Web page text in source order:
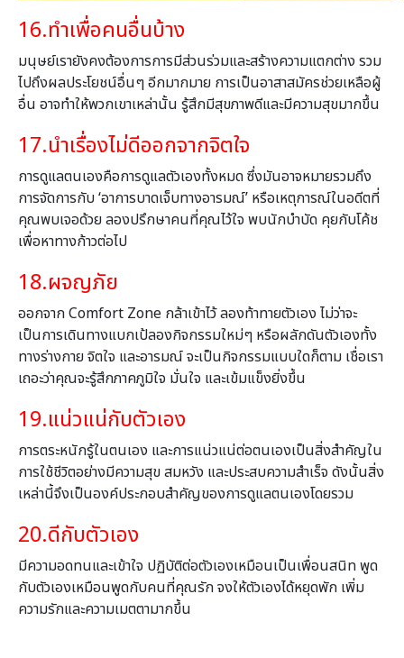
16.ทำเพื่อคนอื่นบ้าง
มนุษย์เรายังคงต้องการการมีส่วนร่วมและสร้างความแตกต่าง รวม
ไปถึงผลประโยชน์อื่นๆ อีกมากมาย การเป็นอาสาสมัครช่วยเหลือผู้
อื่น อาจทำให้พวกเขาเหล่านั้น รู้สึกมีสุขภาพดีและมีความสุขมากขึ้น
17.นำเรื่องไม่ดีออกจากจิตใจ
การดูแลตนเองคือการดูแลตัวเองทั้งหมด ซึ่งมันอาจหมายรวมถึง
การจัดการกับ ‘อาการบาดเจ็บทางอารมณ์’ หรือเหตุการณ์ในอดีตที่
คุณพบเจอด้วย ลองปรึกษาคนที่คุณไว้ใจ พบนักบำบัด คุยกับโค้ช
เพื่อหาทางก้าวต่อไป
18.ผจญภัย
ออกจาก Comfort Zone กล้าเข้าไว้ ลองท้าทายตัวเอง ไม่ว่าจะ
เป็นการเดินทางแบกเป้ลองกิจกรรมใหม่ๆ หรือผลักดันตัวเองทั้ง
ทางร่างกาย จิตใจ และอารมณ์ จะเป็นกิจกรรมแบบใดก็ตาม เชื่อเรา
เถอะว่าคุณจะรู้สึกภาคภูมิใจ มั่นใจ และเข้มแข็งยิ่งขึ้น
19.แน่วแน่กับตัวเอง
การตระหนักรู้ในตนเอง และการแน่วแน่ต่อตนเองเป็นสิ่งสำคัญใน
การใช้ชีวิตอย่างมีความสุข สมหวัง และประสบความสำเร็จ ดังนั้นสิ่ง
เหล่านี้จึงเป็นองค์ประกอบสำคัญของการดูแลตนเองโดยรวม
20.ดีกับตัวเอง
มีความอดทนและเข้าใจ ปฏิบัติต่อตัวเองเหมือนเป็นเพื่อนสนิท พูด
กับตัวเองเหมือนพูดกับคนที่คุณรัก จงให้ตัวเองได้หยุดพัก เพิ่ม
ความรักและความเมตตามากขึ้น